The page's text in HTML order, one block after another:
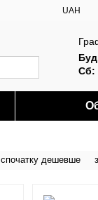
UAH
Сб:
спочатку дешевше